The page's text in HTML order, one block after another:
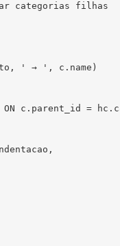
categorias filhas
' → ', c.name)
c.parent_id =